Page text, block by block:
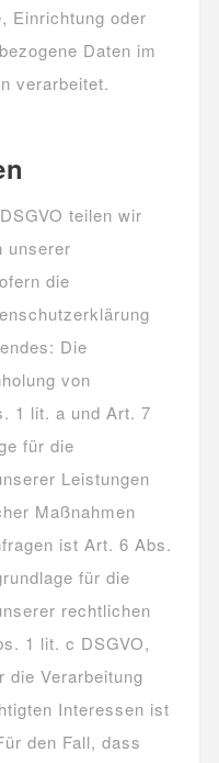
Einrichtung oder
Daten im
verarbeitet.
teilen wir
unserer
die
Die
von
1 lit. a und Art. 7
für die
Leistungen
Maßnahmen
ist Art. 6 Abs.
für die
rechtlichen
1 lit. c DSGVO,
die Verarbeitung
Interessen ist
den Fall, dass